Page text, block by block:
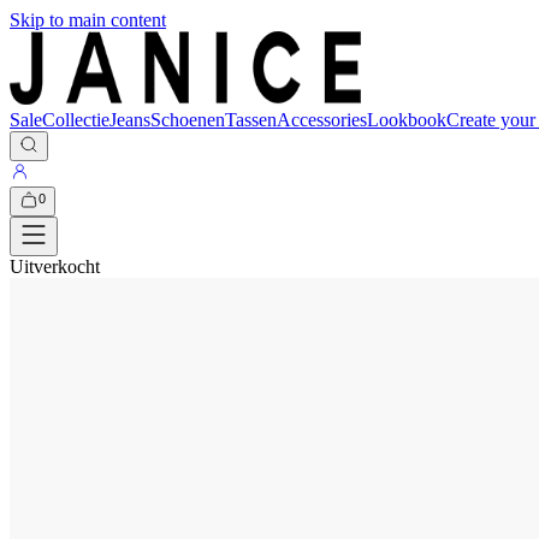
Skip to main content
SaleCollectieJeansSchoenenTassenAccessoriesLookbookCreate
0
Uitverkocht